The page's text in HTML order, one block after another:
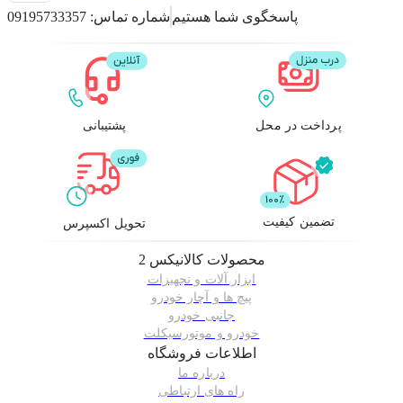
شماره تماس: 09195733357 پاسخگوی شما هستیم
پشتیبانی پرداخت در محل
تحویل اکسپرس تضمین کیفیت
محصولاتکالانیکس 2
ابزار آلات و تجهیزات
پیچ ها و آچار خودرو
جانبی خودرو
خودرو و موتورسیکلت
اطلاعات فروشگاه
درباره ما
راه های ارتباطی